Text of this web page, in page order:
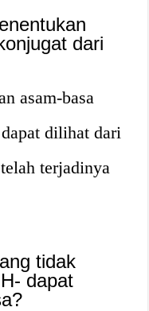
dari
asam-basa
dilihat dari
terjadinya
tidak
dapat